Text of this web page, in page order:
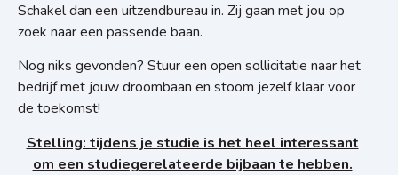
Schakel dan een uitzendbureau in. Zij gaan met jou op
zoek naar een passende baan.
Nog niks gevonden? Stuur een open sollicitatie naar het
bedrijf met jouw droombaan en stoom jezelf klaar voor
de toekomst!
Stelling: tijdens je studie is het heel interessant
om een studiegerelateerde bijbaan te hebben.